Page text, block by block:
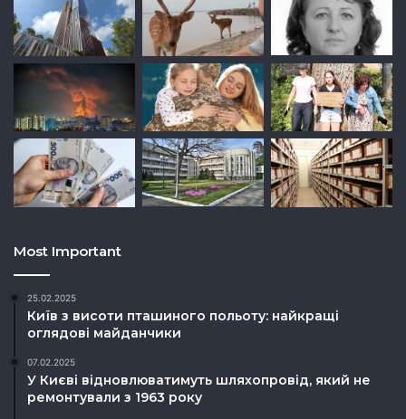
Most Important
25.02.2025
Київ з висоти пташиного польоту: найкращі
оглядові майданчики
07.02.2025
У Києві відновлюватимуть шляхопровід, який не
ремонтували з 1963 року